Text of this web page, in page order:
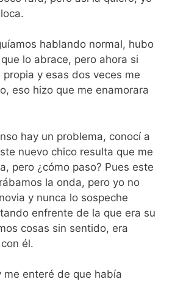
hablando normal, hubo
lo abrace, pero ahora si
y esas dos veces me
eso hizo que me enamorara
hay un problema, conocí a
nuevo chico resulta que me
pero ¿cómo paso? Pues este
la onda, pero yo no
y nunca lo sospeche
enfrente de la que era su
cosas sin sentido, era
él.
me enteré de que había